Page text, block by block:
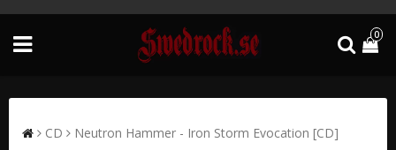
0
CD Neutron Hammer - Iron Storm Evocation [CD]